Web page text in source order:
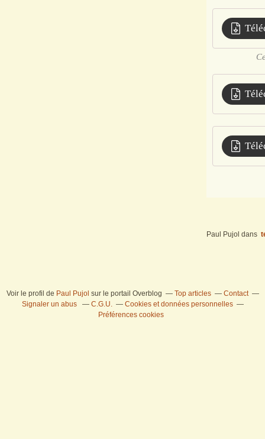
Paul Pujol dans
Voir le profil de Paul Pujol sur le portail Overblog Top articles
Contact
Signaler un abus
C.G.U.
Cookies et données personnelles
Préférences cookies